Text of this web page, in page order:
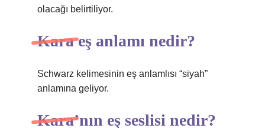
olacağı belirtiliyor.
Kara eş anlamı nedir?
Schwarz kelimesinin eş anlamlısı “siyah”
anlamına geliyor.
Kara’nın eş seslisi nedir?